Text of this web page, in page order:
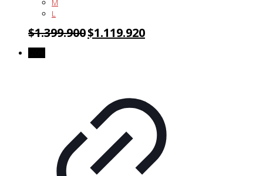
L
$1.399.900$1.119.920